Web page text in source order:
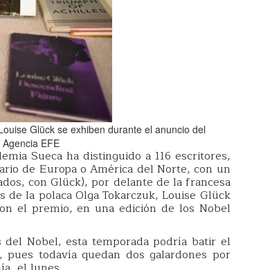
Glück se exhiben durante el anuncio del
EFE
Sueca ha distinguido a 116 escritores,
de Europa o América del Norte, con un
con Glück), por delante de la francesa
de la polaca Olga Tokarczuk, Louise Glück
el premio, en una edición de los Nobel
Nobel, esta temporada podría batir el
todavía quedan dos galardones por